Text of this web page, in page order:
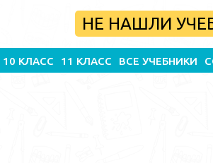
НЕ НАШЛИ
10 КЛАСС 11 КЛАСС ВСЕ УЧЕБНИКИ